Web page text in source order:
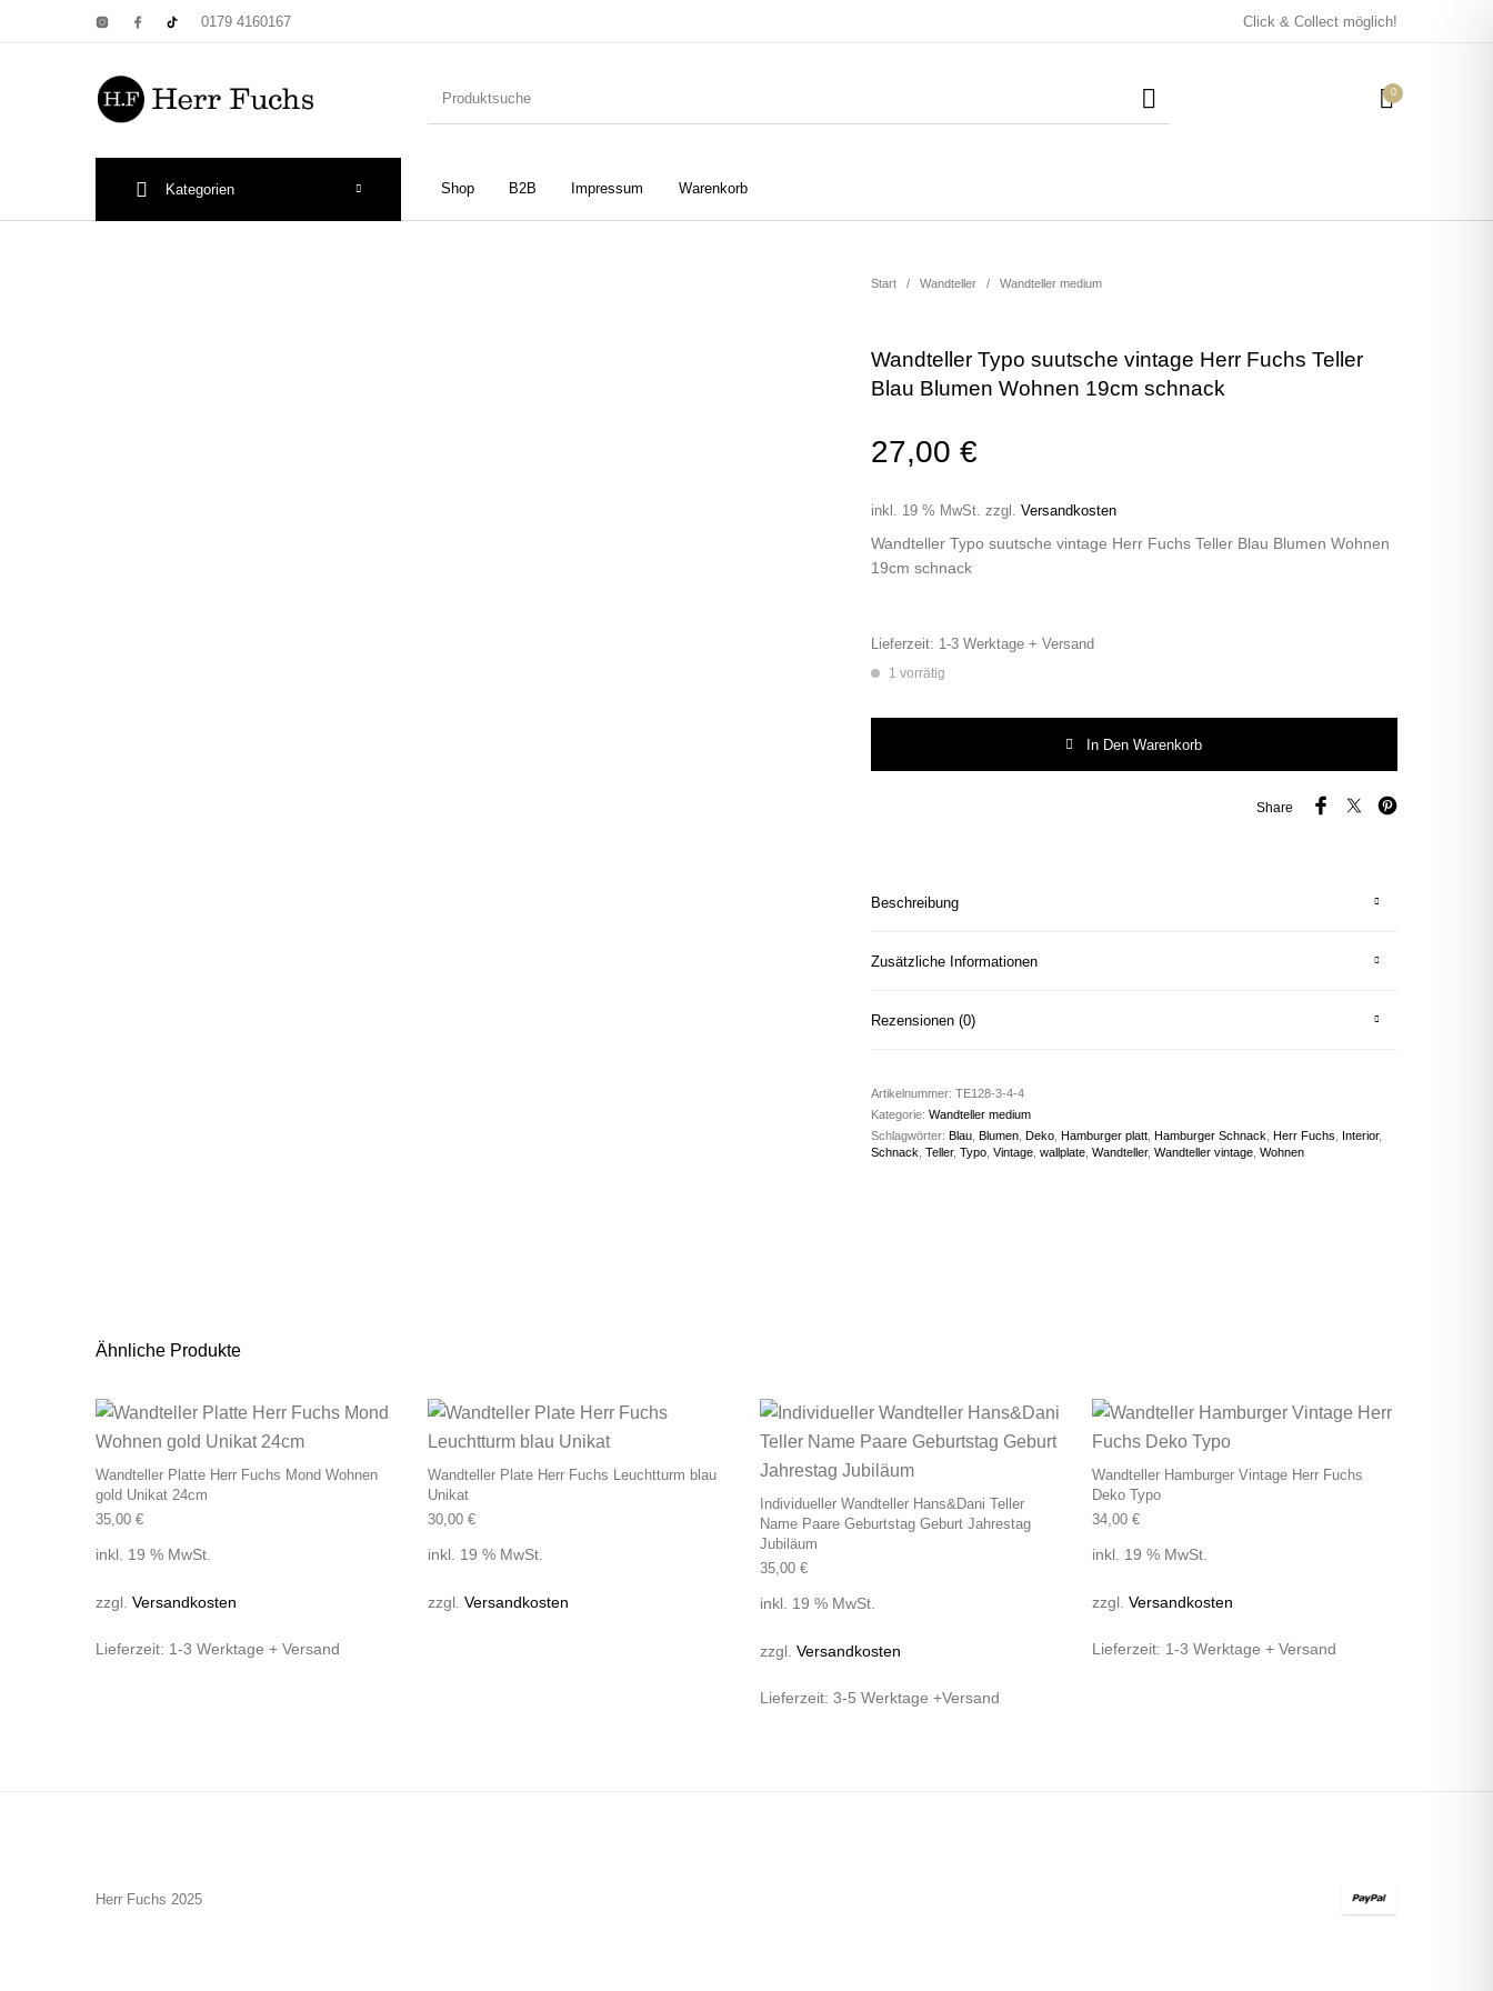
0179 4160167 Click & Collect möglich!
0
Shop B2B Impressum Warenkorb
Kategorien
Taschen/Turnbeutel Tassen
Start / Wandteller / Wandteller medium
Wandteller Typo suutsche vintage Herr Fuchs Teller
Blau Blumen Wohnen 19cm schnack
27,00 €
inkl. 19 % MwSt. zzgl. Versandkosten
Wandteller Typo suutsche vintage Herr Fuchs Teller Blau Blumen Wohnen
19cm schnack
Lieferzeit: 1-3 Werktage + Versand
1 vorrätig
In Den Warenkorb
Share
Beschreibung
Zusätzliche Informationen
Rezensionen (0)
Artikelnummer: TE128-3-4-4
Kategorie: Wandteller medium
Schlagwörter: Blau, Blumen, Deko, Hamburger platt, Hamburger Schnack Herr Fuchs Interior,
Schnack Teller, Typo, Vintage, wallplate, Wandteller, Wandteller vintage, Wohnen
Ähnliche Produkte
Wandteller Platte Herr Fuchs Mond Wohnen
gold Unikat 24cm
35,00 €
inkl. 19 % MwSt.
zzgl. Versandkosten
Lieferzeit: 1-3 Werktage + Versand
Wandteller Plate Herr Fuchs Leuchtturm blau
Unikat
30,00 €
inkl. 19 % MwSt.
zzgl. Versandkosten
Individueller Wandteller Hans&Dani Teller
Name Paare Geburtstag Geburt Jahrestag
Jubiläum
35,00 €
inkl. 19 % MwSt.
zzgl. Versandkosten
Lieferzeit: 3-5 Werktage +Versand
Wandteller Hamburger Vintage Herr Fuchs
Deko Typo
34,00 €
inkl. 19 % MwSt.
zzgl. Versandkosten
Lieferzeit: 1-3 Werktage + Versand
Herr Fuchs 2025